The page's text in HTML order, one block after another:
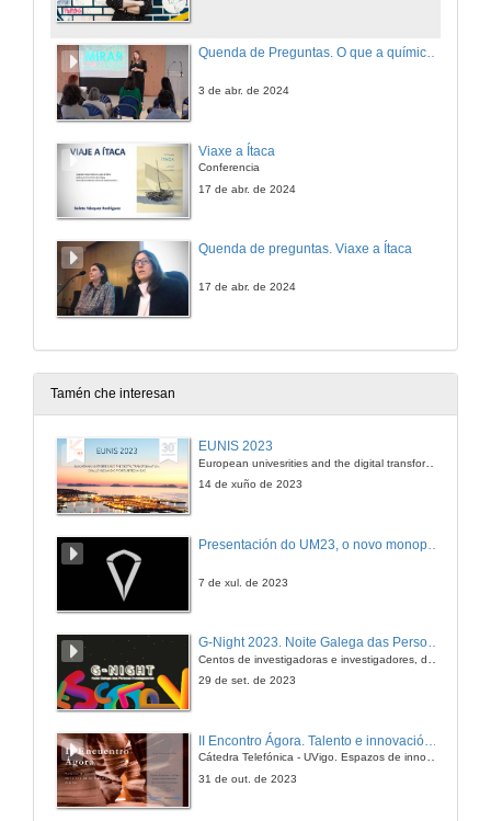
Quenda de Preguntas. O que a química conta na arte
3 de abr. de 2024
Viaxe a Ítaca
Conferencia
17 de abr. de 2024
Quenda de preguntas. Viaxe a Ítaca
17 de abr. de 2024
Tamén che interesan
EUNIS 2023
European univesrities and the digital transformation: challenges and opportunities ahead
14 de xuño de 2023
7 de xul. de 2023
G-Night 2023. Noite Galega das Persoas Investigadoras. Conciencias creativas
29 de set. de 2023
Cátedra Telefónica - UVigo. Espazos de innovación
31 de out. de 2023